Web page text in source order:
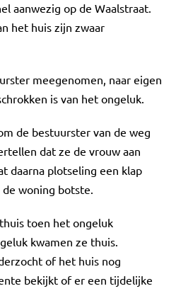
aanwezig op de Waalstraat.
het huis zijn zwaar
meegenomen, naar eigen
is van het ongeluk.
de bestuurster van de weg
dat ze de vrouw aan
daarna plotseling een klap
woning botste.
toen het ongeluk
kwamen ze thuis.
of het huis nog
bekijkt of er een tijdelijke